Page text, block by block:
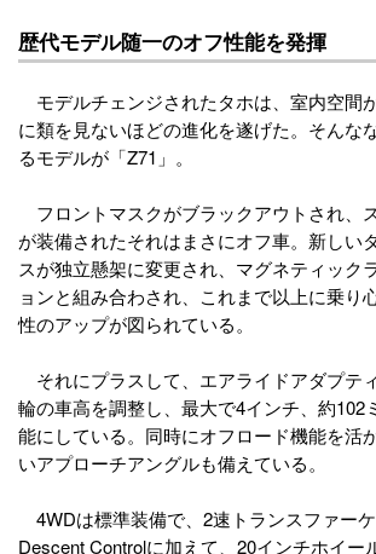
歴代モデル随一のオフ性能を発揮
モデルチェンジされたタホは、室内空間
に類を見ないほどの進化を遂げた。そんな
るモデルが「Z71」。
フロントマスクがブラックアウトされ、
が装備されたそれはまさにオフ車。新しい
スが独立懸架に変更され、マグネティック
ョンと組み合わされ、これまで以上に乗り
性のアップが図られている。
それにプラスして、エアライドアダプテ
輪の車高を調整し、最大で4インチ、約102
能にしている。同時にオフロード機能を活
いアプローチアングルも備えている。
4WDは標準装備で、2速トランスファー
Descent Controlに加えて、20インチホイー